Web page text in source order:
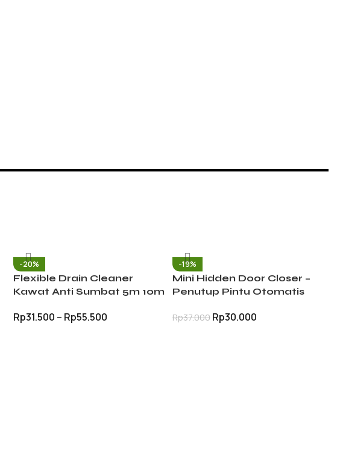
-20%
Flexible Drain Cleaner
Kawat Anti Sumbat 5m 10m
Kloset Wastafel Mampet
Rp31.500 – Rp55.500
-19%
Mini Hidden Door Closer –
Penutup Pintu Otomatis
Rp37.000 Rp30.000